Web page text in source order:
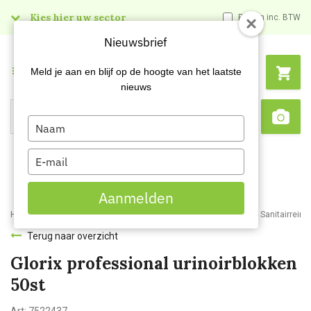
Kies hier uw sector Prijzen inc. BTW
Search
Menu
Home Webshop Schoonmaakartikelen Reinigingsmiddelen
Terug naar overzicht
Glorix professional urinoirblokken
50st
Nieuwsbrief
Meld je aan en blijf op de hoogte van het laatste
nieuws
Type
your
name
Type
your
email
Aanmelden